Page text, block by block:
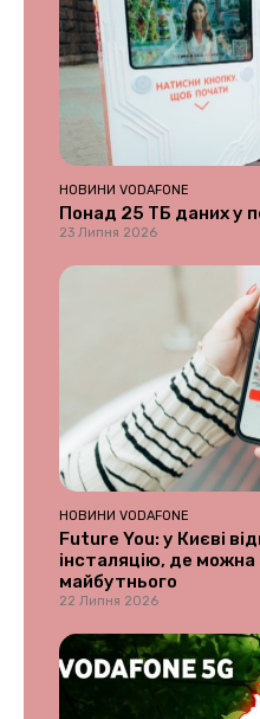
НОВИНИ VODAFONE
Понад 25 ТБ даних у
23 Липня 2026
НОВИНИ VODAFONE
Future You: у Києві
інсталяцію, де можна
майбутнього
22 Липня 2026